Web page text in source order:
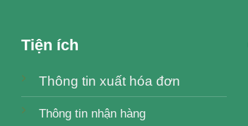
Tiện ích
Thông tin xuất hóa đơn
Thông tin nhận hàng